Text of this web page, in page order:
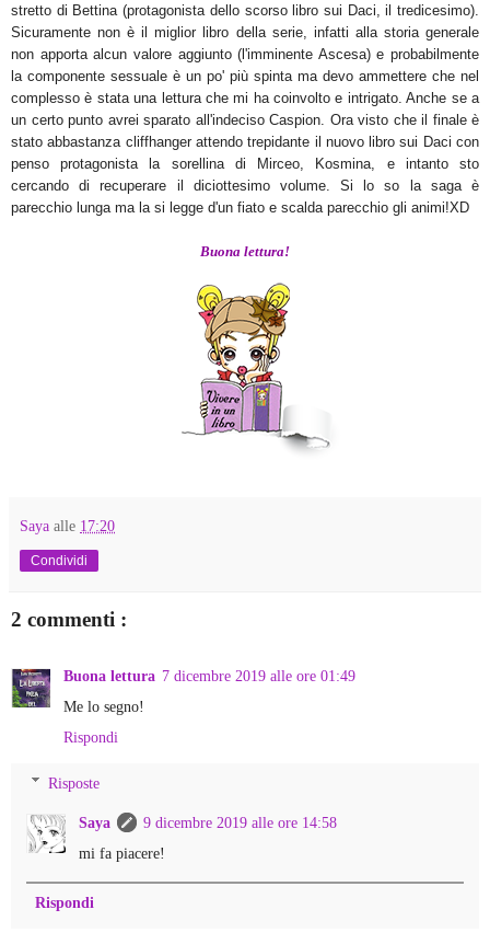
stretto di Bettina (protagonista dello scorso libro sui Daci, il tredicesimo).
Sicuramente non è il miglior libro della serie, infatti alla storia generale
non apporta alcun valore aggiunto (l'imminente Ascesa) e probabilmente
la componente sessuale è un po' più spinta ma devo ammettere che nel
complesso è stata una lettura che mi ha coinvolto e intrigato. Anche se a
un certo punto avrei sparato all'indeciso Caspion. Ora visto che il finale è
stato abbastanza cliffhanger attendo trepidante il nuovo libro sui Daci con
penso protagonista la sorellina di Mirceo, Kosmina, e intanto sto
cercando di recuperare il diciottesimo volume. Si lo so la saga è
parecchio lunga ma la si legge d'un fiato e scalda parecchio gli animi!XD
Buona lettura!
Saya alle 17:20
Condividi
2 commenti :
Buona lettura 7 dicembre 2019 alle ore 01:49
Me lo segno!
Rispondi
Risposte
Saya
9 dicembre 2019 alle ore 14:58
mi fa piacere!
Rispondi